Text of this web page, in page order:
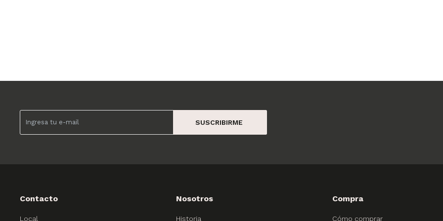
SUSCRIBIRME
Contacto
Local
Nosotros
Historia
Compra
Cómo comprar